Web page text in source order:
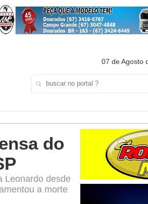
07 de Agosto
do
Leonardo desde
a morte